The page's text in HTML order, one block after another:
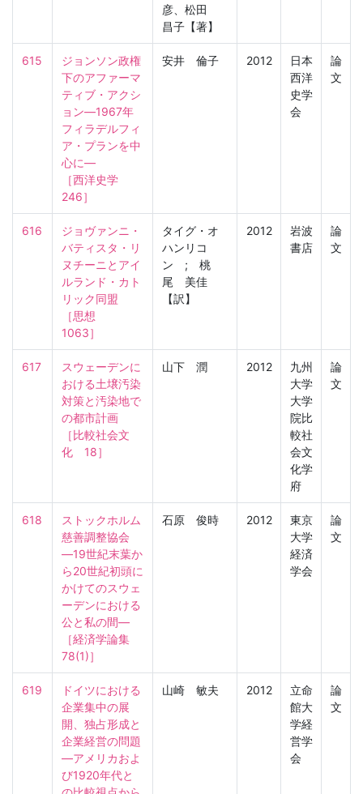
彦、松田
昌子【著】
615
ジョンソン政権
下のアファーマ
ティブ・アクシ
ョン―1967年
フィラデルフィ
ア・プランを中
心に―
［西洋史学
246］
安井 倫子 2012
日本
西洋
史学
会
論
文
616
ジョヴァンニ・
バティスタ・リ
ヌチーニとアイ
ルランド・カト
リック同盟
［思想
1063］
タイグ・オ
ハンリコ
ン ; 桃
尾 美佳
【訳】
2012
岩波
書店
論
文
617
スウェーデンに
おける土壌汚染
対策と汚染地で
の都市計画
［比較社会文
化　18］
山下 潤 2012
九州
大学
大学
院比
較社
会文
化学
府
論
文
618
ストックホルム
慈善調整協会
―19世紀末葉か
ら20世紀初頭に
かけてのスウェ
ーデンにおける
公と私の間―
［経済学論集
78(1)］
石原 俊時 2012
東京
大学
経済
学会
論
文
619
ドイツにおける
企業集中の展
開、独占形成と
企業経営の問題
―アメリカおよ
び1920年代と
山崎 敏夫 2012
立命
館大
学経
営学
会
論
文